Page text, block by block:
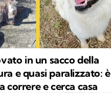
in un sacco della
e quasi paralizzato: è
correre e cerca casa